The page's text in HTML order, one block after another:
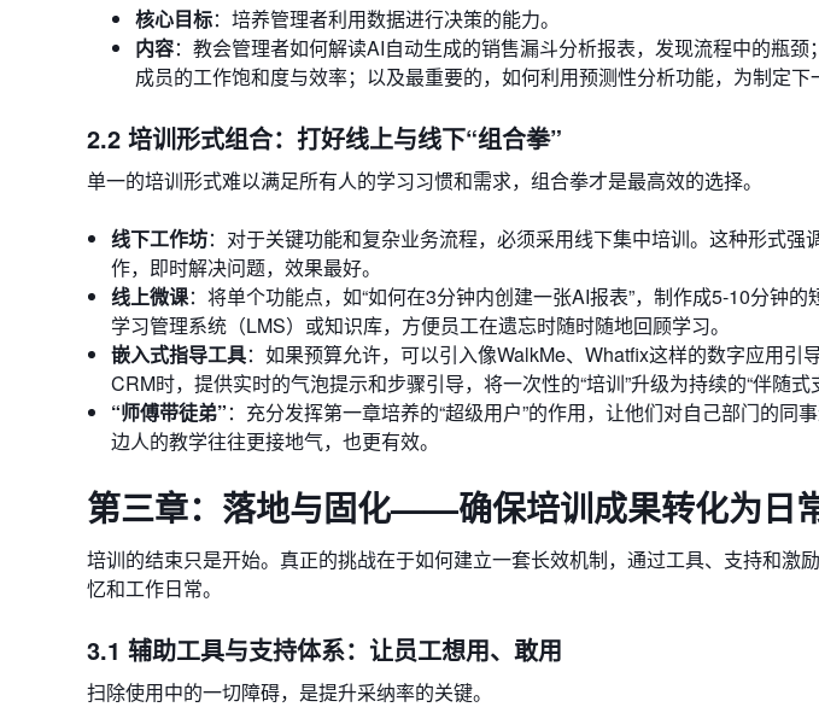
核心目标：培养管理者利用数据进行决策的能力。
内容：教会管理者如何解读AI自动生成的销售漏斗分析报表，发现流程中的瓶
成员的工作饱和度与效率；以及最重要的，如何利用预测性分析功能，为制定下
2.2 培训形式组合：打好线上与线下“组合拳”
单一的培训形式难以满足所有人的学习习惯和需求，组合拳才是最高效的选择。
线下工作坊：对于关键功能和复杂业务流程，必须采用线下集中培训。这种形式
作，即时解决问题，效果最好。
线上微课：将单个功能点，如“如何在3分钟内创建一张AI报表”，制作成5-10分钟
学习管理系统（LMS）或知识库，方便员工在遗忘时随时随地回顾学习。
嵌入式指导工具：如果预算允许，可以引入像WalkMe、Whatfix这样的数字应用引
CRM时，提供实时的气泡提示和步骤引导，将一次性的“培训”升级为持续的“伴随式
“师傅带徒弟”：充分发挥第一章培养的“超级用户”的作用，让他们对自己部门的同
边人的教学往往更接地气，也更有效。
第三章：落地与固化——确保培训成果转化为日
培训的结束只是开始。真正的挑战在于如何建立一套长效机制，通过工具、支持和激
忆和工作日常。
3.1 辅助工具与支持体系：让员工想用、敢用
扫除使用中的一切障碍，是提升采纳率的关键。